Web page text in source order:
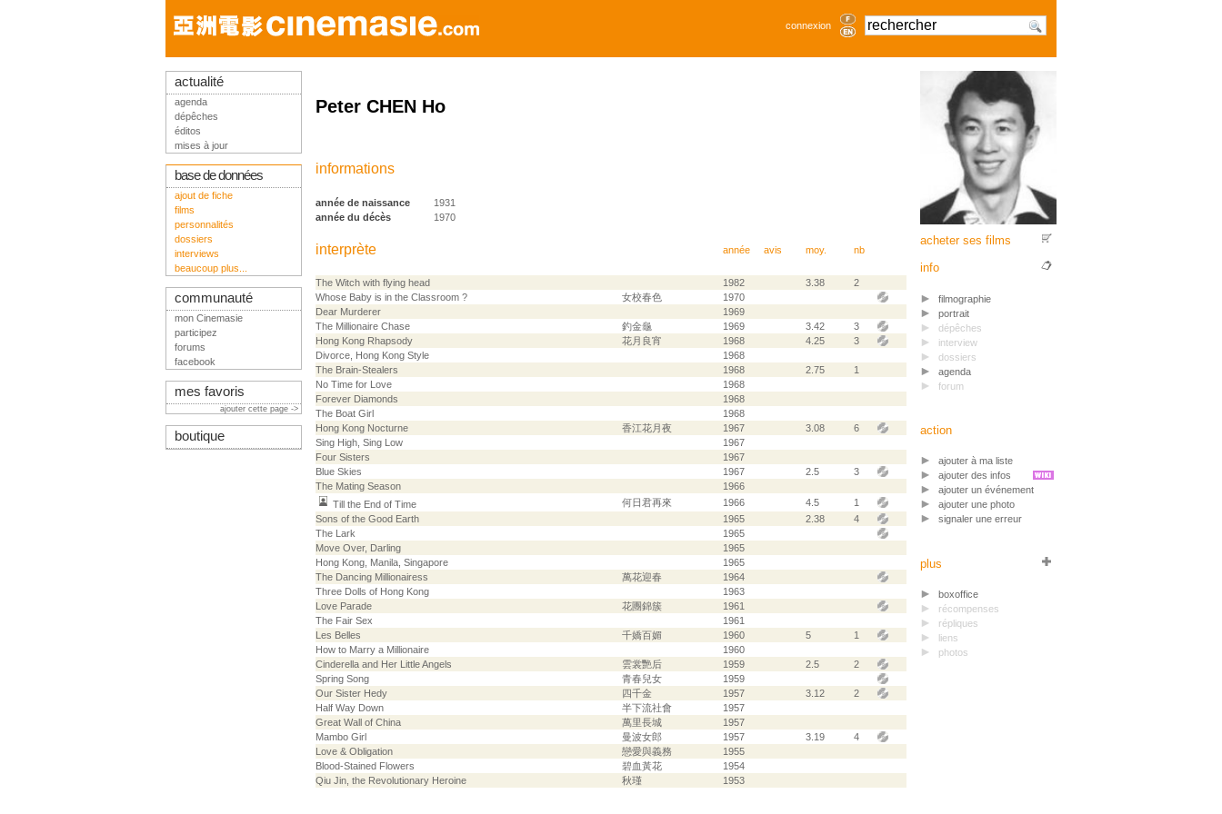
connexion
Peter CHEN Ho
informations
année de naissance
1931
année du décès
1970
interprète année avis moy. nb
The Witch with flying head 1982 3.38
2
Whose Baby is in the Classroom ?
女校春色
1970
Dear Murderer
1969
The Millionaire Chase
釣金龜 1969 3.42
3
Hong Kong Rhapsody
花月良宵 1968 4.25
3
Divorce, Hong Kong Style
1968
The Brain-Stealers
1968 2.75
1
No Time for Love
1968
Forever Diamonds
1968
The Boat Girl
1968
Hong Kong Nocturne
香江花月夜 1967 3.08
6
Sing High, Sing Low
1967
Four Sisters
1967
Blue Skies
1967 2.5
3
The Mating Season
1966
Till the End of Time
何日君再來 1966 4.5
1
Sons of the Good Earth
1965 2.38
4
The Lark
1965
Move Over, Darling
1965
Hong Kong, Manila, Singapore
1965
The Dancing Millionairess
萬花迎春
1964
Three Dolls of Hong Kong
1963
Love Parade
花團錦簇
1961
The Fair Sex
1961
Les Belles
千嬌百媚 1960 5
1
How to Marry a Millionaire
1960
Cinderella and Her Little Angels
雲裳艷后 1959 2.5
2
Spring Song
青春兒女
1959
Our Sister Hedy
四千金 1957 3.12
2
Half Way Down
半下流社會
1957
Great Wall of China
萬里長城
1957
Mambo Girl
曼波女郎 1957 3.19
4
Love & Obligation
戀愛與義務
1955
Blood-Stained Flowers
碧血黃花
1954
Qiu Jin, the Revolutionary Heroine
秋瑾 1953
acheter ses films
info
filmographie
portrait
dépêches
interview
dossiers
agenda
forum
action
ajouter à ma liste
ajouter des infos
ajouter un événement
ajouter une photo
signaler une erreur
plus
boxoffice
récompenses
répliques
liens
photos
actualité
agenda
dépêches
éditos
mises à jour
base de données
ajout de fiche
films
personnalités
dossiers
interviews
beaucoup plus...
communauté
mon Cinemasie
participez
forums
facebook
mes favoris
ajouter cette page ->
boutique